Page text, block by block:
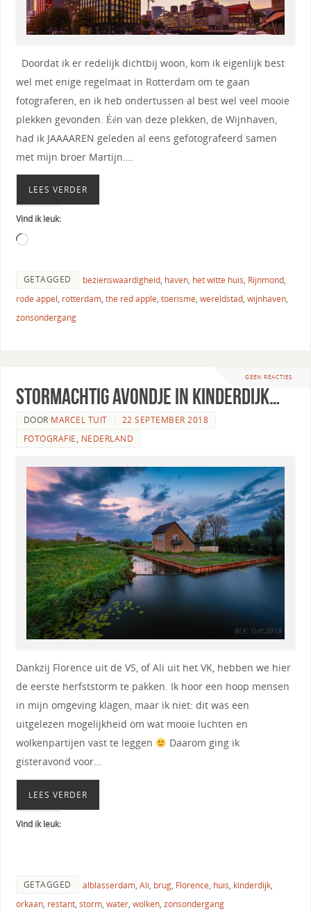
Doordat ik er redelijk dichtbij woon, kom ik eigenlijk best
wel met enige regelmaat in Rotterdam om te gaan
fotograferen, en ik heb ondertussen al best wel veel mooie
plekken gevonden. Één van deze plekken, de Wijnhaven,
had ik JAAAAREN geleden al eens gefotografeerd samen
met mijn broer Martijn….
LEES VERDER
Vind ik leuk:
GETAGGED bezienswaardigheid, haven, het witte huis, Rijnmond,
rode appel, rotterdam, the red apple, toerisme, wereldstad, wijnhaven,
zonsondergang
GEEN REACTIES
Stormachtig avondje in Kinderdijk…
DOOR MARCEL TUIT
22 SEPTEMBER 2018
FOTOGRAFIE, NEDERLAND
Dankzij Florence uit de VS, of Ali uit het VK, hebben we hier
de eerste herfststorm te pakken. Ik hoor een hoop mensen
in mijn omgeving klagen, maar ik niet: dit was een
uitgelezen mogelijkheid om wat mooie luchten en
wolkenpartijen vast te leggen
Daarom ging ik
gisteravond voor…
LEES VERDER
Vind ik leuk:
GETAGGED alblasserdam, Ali, brug, Florence, huis, kinderdijk,
orkaan, restant, storm, water, wolken, zonsondergang